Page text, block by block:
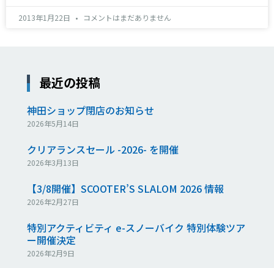
2013年1月22日 コメントはまだありません
最近の投稿
神田ショップ閉店のお知らせ
2026年5月14日
クリアランスセール -2026- を開催
2026年3月13日
【3/8開催】SCOOTER’S SLALOM 2026 情報
2026年2月27日
特別アクティビティ e-スノーバイク 特別体験ツア
ー開催決定
2026年2月9日